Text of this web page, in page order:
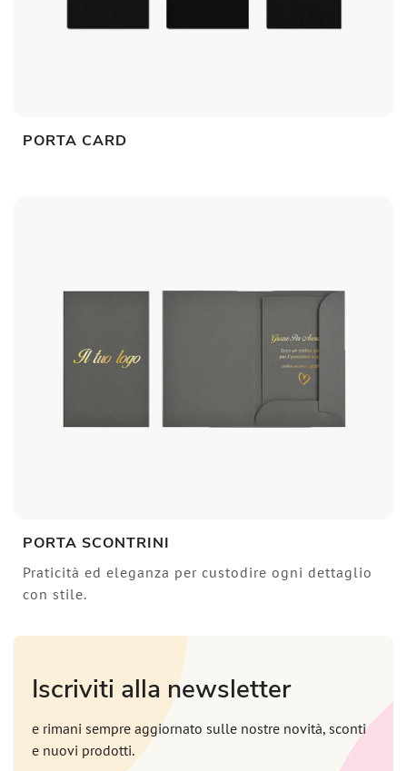
PORTA CARD
PORTA SCONTRINI
Praticità ed eleganza per custodire ogni dettaglio
con stile.
Iscriviti alla newsletter
e rimani sempre aggiornato sulle nostre novità, sconti
e nuovi prodotti.